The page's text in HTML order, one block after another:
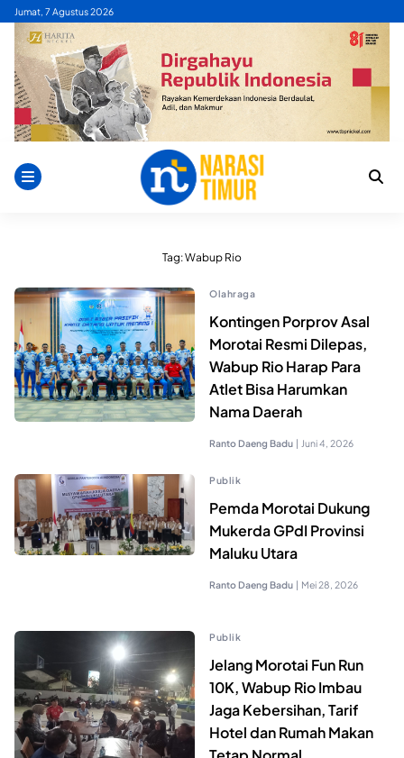
Skip
content
Jumat, 7 Agustus 2026
Tag:Wabup Rio
Olahraga
Kontingen Porprov Asal
Morotai Resmi Dilepas,
Wabup Rio Harap Para
Atlet Bisa Harumkan
Nama Daerah
Ranto Daeng Badu | Juni 4, 2026
Publik
Pemda Morotai Dukung
Mukerda GPdI Provinsi
Maluku Utara
Ranto Daeng Badu | Mei 28, 2026
Publik
Jelang Morotai Fun Run
10K, Wabup Rio Imbau
Jaga Kebersihan, Tarif
Hotel dan Rumah Makan